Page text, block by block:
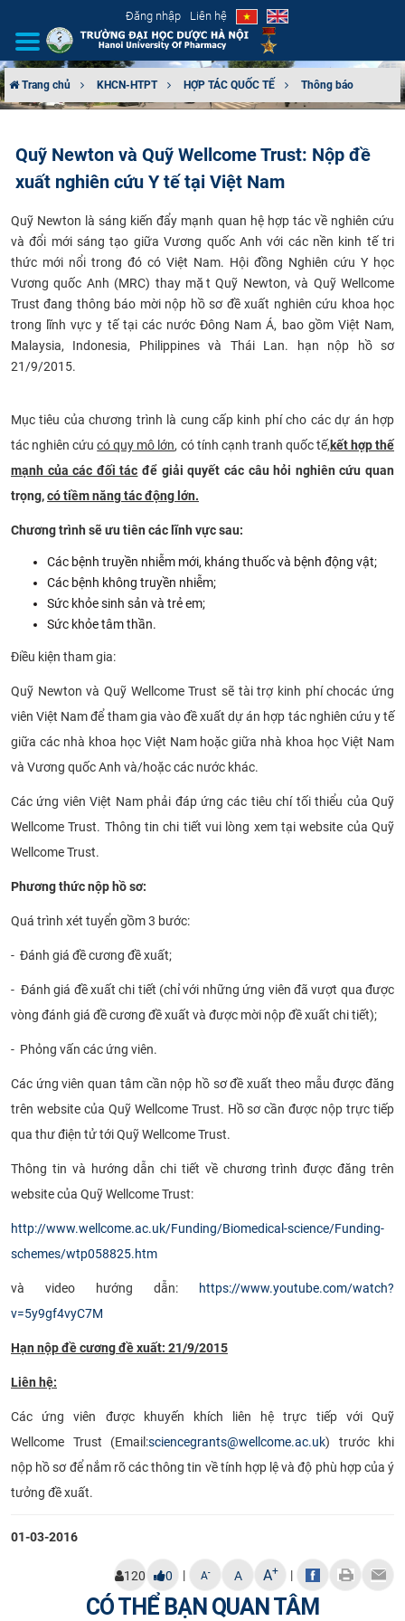
Đăng nhập Liên hệ
CƠ CẤU TỔ CHỨC
ĐÀO TẠO
ĐẢM BẢO CHẤT LƯỢNG
KHOA HỌC CÔNG NGHỆ
CỰU NGƯỜI HỌC
Trang chủ KHCN-HTPT HỢP TÁC QUỐC TẾ Thông báo
Quỹ Newton và Quỹ Wellcome Trust: Nộp đề
xuất nghiên cứu Y tế tại Việt Nam
Quỹ Newton là sáng kiếnđẩy mạnh quan hệ hợp tác về nghiên cứu
và đổi mới sáng tạo giữa Vương quốcAnh với các nền kinh tế tri
thức mới nổi trong đó có Việt Nam. Hội đồng Nghiên cứu Y học
Vương quốc Anh (MRC) thay mặt Quỹ Newton, và Quỹ Wellcome
Trust đang thông báo mời nộp hồ sơ đề xuất nghiên cứu khoa học
trong lĩnh vực y tế tại các nước Đông Nam Á, bao gồm Việt Nam,
Malaysia, Indonesia, Philippines và Thái Lan. hạn nộp hồ sơ
21/9/2015.
Mục tiêu của chương trình là cung cấp kinh phí cho các dự án hợp
tác nghiên cứucó quy mô lớn, có tính cạnh tranh quốc tế,kết hợp thế
mạnh của các đối tác để giải quyết các câu hỏi nghiên cứu quan
trọng,có tiềm năng tác động lớn.
Chương trình sẽ ưu tiên các lĩnh vực sau:
Các bệnh truyền nhiễm mới, kháng thuốc và bệnh động vật;
Các bệnh không truyền nhiễm;
Sức khỏe sinh sản và trẻ em;
Sức khỏe tâm thần.
Điều kiện tham gia:
Quỹ Newton và Quỹ Wellcome Trust sẽ tài trợ kinh phí chocác ứng
viên Việt Nam để tham gia vào đề xuất dự án hợp tác nghiên cứu y tế
giữa các nhà khoa học Việt Nam hoặc giữa nhà khoa học Việt Nam
và Vương quốc Anh và/hoặc các nước khác.
Các ứng viên Việt Nam phải đáp ứng các tiêu chí tối thiểu của Quỹ
Wellcome Trust. Thông tin chi tiết vui lòng xem tại website của Quỹ
Wellcome Trust.
Phương thức nộp hồ sơ:
Quá trình xét tuyển gồm 3 bước:
- Đánh giá đề cương đề xuất;
- Đánh giá đề xuất chi tiết (chỉ với những ứng viên đã vượt qua được
vòng đánh giá đề cương đề xuất và được mời nộp đề xuất chi tiết);
- Phỏng vấn các ứng viên.
Các ứng viên quan tâm cần nộp hồ sơ đề xuất theo mẫu được đăng
trên website của Quỹ Wellcome Trust. Hồ sơ cần được nộp trực tiếp
qua thư điện tử tới Quỹ Wellcome Trust.
Thông tin và hướng dẫn chi tiết về chương trình được đăng trên
website của Quỹ Wellcome Trust:
http://www.wellcome.ac.uk/Funding/Biomedical-science/Funding-
schemes/wtp058825.htm
và video hướng dẫn: https://www.youtube.com/watch?
v=5y9gf4vyC7M
Hạn nộp đề cương đề xuất: 21/9/2015
Liên hệ:
Các ứng viên được khuyến khích liên hệ trực tiếp với Quỹ
Wellcome Trust (Email:sciencegrants@wellcome.ac.uk) trước khi
nộp hồ sơ để nắm rõcác thông tin về tính hợp lệ và độ phù hợp của ý
tưởng đề xuất.​
01-03-2016
120 0 | A- A A+ |
CÓ THỂ BẠN QUAN TÂM